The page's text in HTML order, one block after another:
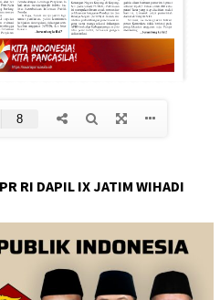
RI DAPIL IX JATIM WIHADI